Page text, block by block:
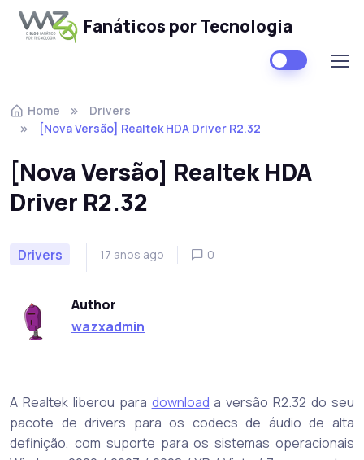
Fanáticos por Tecnologia
Home
Drivers
[Nova Versão] Realtek HDA Driver R2.32
[Nova Versão] Realtek HDA
Driver R2.32
Drivers 17 anos ago 0
Author
wazxadmin
A Realtek liberou para download a versão R2.32 do seu
pacote de drivers para os codecs de áudio de alta
definição, com suporte para os sistemas operacionais